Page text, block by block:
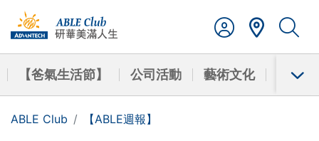
【爸氣生活節】 公司活動 藝術文化 學習
ABLE Club 【ABLE週報】